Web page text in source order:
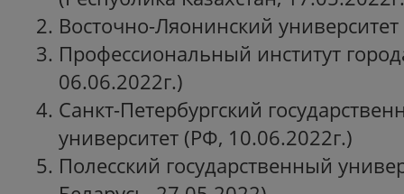
Восточно-Ляонинский
Профессиональный институт
06.06.2022г.)
Санкт-Петербургский
университет (РФ, 10.06.2022г.)
Полесский государственный